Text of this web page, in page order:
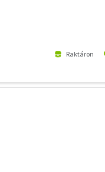
Raktáron